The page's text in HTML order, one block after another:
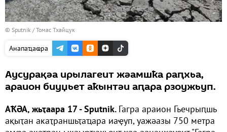
© Sputnik / Томас Тхайцук
Анапаҵаҩра
Аусурақәа ирылагеит жәамшҟа раԥхьа,
араион биуџьет аҟынтәи аԥара рзоужьуп.
АҞӘА, жьҭаара 17 - Sputnik. Гагра араион Гьечрыԥшь
ақыҭан акаҭраншьҭаҵара иаҿуп, уажәазы 750 метра